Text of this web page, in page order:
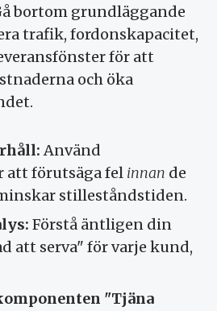
bortom grundläggande
trafik, fordonskapacitet,
för att
och öka
Använd
att förutsäga fel innan de
stilleståndstiden.
Förstå äntligen din
att serva" för varje kund,
"Tjäna